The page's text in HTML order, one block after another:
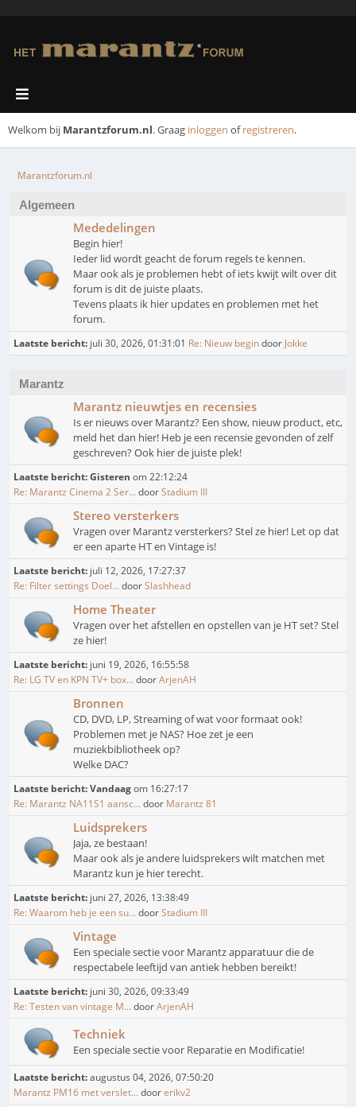
Welkom bij Marantzforum.nl. Graag inloggen ofregistreren.
Marantzforum.nl
Algemeen
Mededelingen
Begin hier!
Ieder lid wordt geacht de forum regels te kennen.
Maar ook als je problemen hebt of iets kwijt wilt over dit
forum is dit de juiste plaats.
Tevens plaats ik hier updates en problemen met het
forum.
Laatste bericht: juli 30, 2026, 01:31:01 Re: Nieuw begindoor Jokke
Marantz
Marantz nieuwtjes en recensies
Is er nieuws over Marantz? Een show, nieuw product, etc,
meld het dan hier! Heb je een recensie gevonden of zelf
geschreven? Ook hier de juiste plek!
Laatste bericht:Gisteren om 22:12:24
Re: Marantz Cinema 2 Ser...doorStadium III
Stereo versterkers
Vragen over Marantz versterkers? Stel ze hier! Let op dat
er een aparte HT en Vintage is!
Laatste bericht: juli 12, 2026, 17:27:37
Re: Filter settings Doel...doorSlashhead
Home Theater
Vragen over het afstellen en opstellen van je HT set? Stel
ze hier!
Laatste bericht: juni 19, 2026, 16:55:58
Re: LG TV en KPN TV+ box...doorArjenAH
Bronnen
CD, DVD, LP, Streaming of wat voor formaat ook!
Problemen met je NAS? Hoe zet je een
muziekbibliotheek op?
Welke DAC?
Laatste bericht:Vandaagom 16:27:17
Re: Marantz NA11S1 aansc...door Marantz 81
Luidsprekers
Jaja, ze bestaan!
Maar ook als je andere luidsprekers wilt matchen met
Marantz kun je hier terecht.
Laatste bericht: juni 27, 2026, 13:38:49
Re: Waarom heb je een su...doorStadium III
Vintage
Een speciale sectie voor Marantz apparatuur die de
respectabele leeftijd van antiek hebben bereikt!
Laatste bericht: juni 30, 2026, 09:33:49
Re: Testen van vintage M...doorArjenAH
Techniek
Een speciale sectie voor Reparatie en Modificatie!
Laatste bericht:augustus 04, 2026, 07:50:20
Marantz PM16 met verslet...doorerikv2